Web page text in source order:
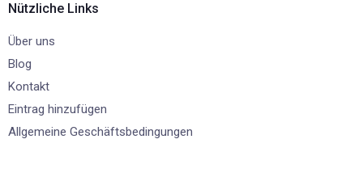
Nützliche Links
Über uns
Blog
Kontakt
Eintrag hinzufügen
Allgemeine Geschäftsbedingungen